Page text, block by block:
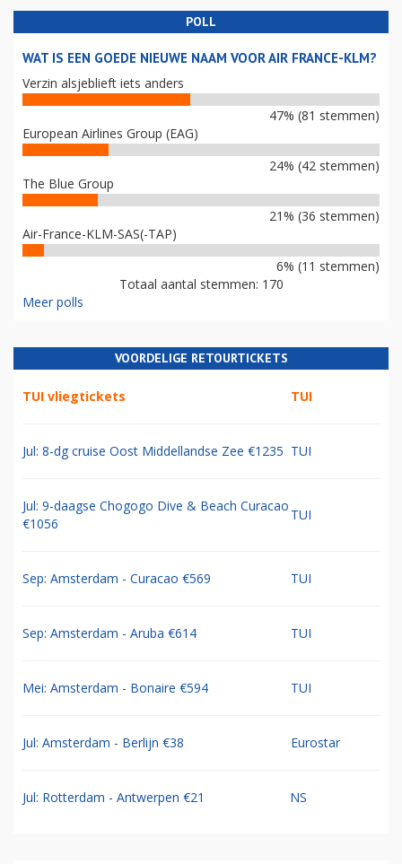
POLL
WAT IS EEN GOEDE NIEUWE NAAM VOOR AIR FRANCE-KLM?
Verzin alsjeblieft iets anders
47% (81 stemmen)
European Airlines Group (EAG)
24% (42 stemmen)
The Blue Group
21% (36 stemmen)
Air-France-KLM-SAS(-TAP)
6% (11 stemmen)
Totaal aantal stemmen: 170
Meer polls
VOORDELIGE RETOURTICKETS
TUI vliegtickets TUI
Jul: 8-dg cruise Oost Middellandse Zee €1235 TUI
Jul: 9-daagse Chogogo Dive & Beach Curacao
€1056
TUI
Sep: Amsterdam - Curacao €569 TUI
Sep: Amsterdam - Aruba €614 TUI
Mei: Amsterdam - Bonaire €594 TUI
Jul: Amsterdam - Berlijn €38 Eurostar
Jul: Rotterdam - Antwerpen €21 NS